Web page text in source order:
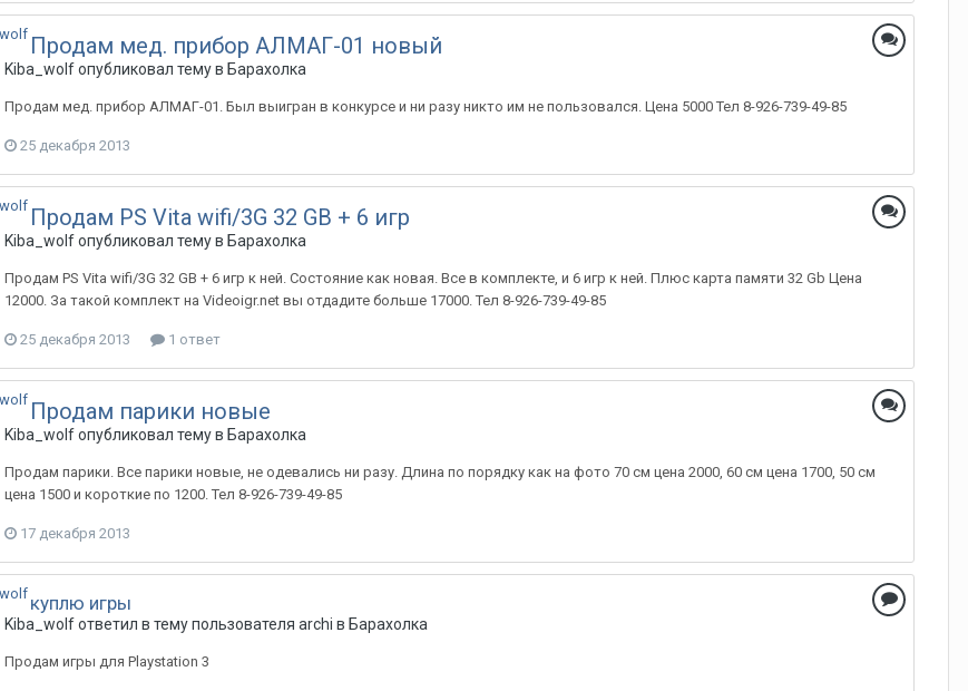
Продам мед. прибор АЛМАГ-01 новый
Kiba_wolfопубликовал тему в Барахолка
Продам мед. прибор АЛМАГ-01. Был выигран в конкурсе и ни разу никто им не пользовался. Цена 5000 Тел 8-926-739-49-85
25 декабря 2013
Продам PS Vita wifi/3G 32 GB + 6 игр
Kiba_wolfопубликовал тему в Барахолка
Продам PS Vita wifi/3G 32 GB + 6 игр к ней. Состояние как новая. Все в комплекте, и 6 игр к ней. Плюс карта памяти 32 Gb Цена
12000. За такой комплект на Videoigr.net вы отдадите больше 17000. Тел 8-926-739-49-85
25 декабря 2013 1 ответ
Продам парики новые
Kiba_wolfопубликовал тему в Барахолка
Продам парики. Все парики новые, не одевались ни разу. Длина по порядку как на фото 70 см цена 2000, 60 см цена 1700, 50 см
цена 1500 и короткие по 1200. Тел 8-926-739-49-85
17 декабря 2013
куплю игры
Kiba_wolfответил в тему пользователя archi в Барахолка
Продам игры для Playstation 3